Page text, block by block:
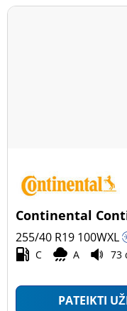
Continental
255/40 R19 100WXL
C A 73
PATEIKTI